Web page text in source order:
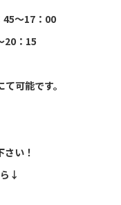
45〜17：00
20：15
可能です。
い！
↓